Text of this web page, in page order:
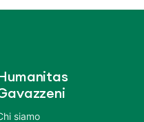
Humanitas
siamo